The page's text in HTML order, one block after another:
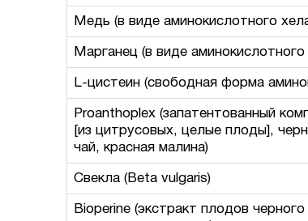
Медь (в виде аминокислотного
Марганец (в виде
L-цистеин (свободная форма
Proanthoplex (запатентованный
[из цитрусовых, целые плоды],
чай, красная малина)
Свекла (Beta vulgaris)
Bioperine (экстракт плодов